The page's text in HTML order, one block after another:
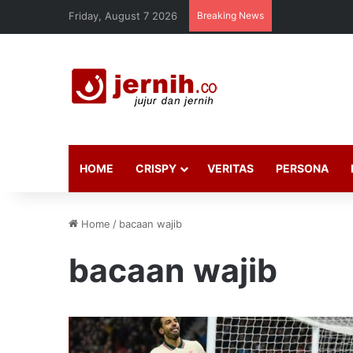
Friday, August 7 2026 Breaking News
HOME CRISPY VERITAS PERSONA
Home / bacaan wajib
bacaan wajib